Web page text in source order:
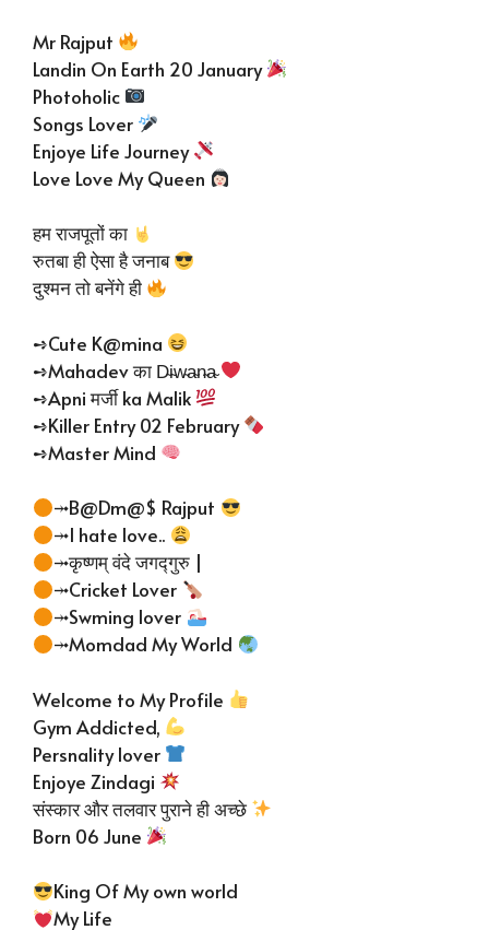
Mr Rajput
Landin On Earth 20 January
Photoholic
Songs Lover
Enjoye Life Journey
Love Love My Queen
हम राजपूतों का
रुतबा ही ऐसा है जनाब
दुश्मन तो बनेंगे ही
➺Cute K@mina
➺Mahadev का D̴i̴w̴a̴n̴a̴
➺Apni मर्जी ka Malik
➺Killer Entry 02 February
➺Master Mind
⤞B@Dm@$ Rajput
⤞I hate love..
⤞कृष्णम् वंदे जगद्गुरु |
⤞Cricket Lover
⤞Swming lover
⤞Momdad My World
Welcome to My Profile
Gym Addicted,
Persnality lover
Enjoye Zindagi
संस्कार और तलवार पुराने ही अच्छे
Born 06 June
King Of My own world
My Life